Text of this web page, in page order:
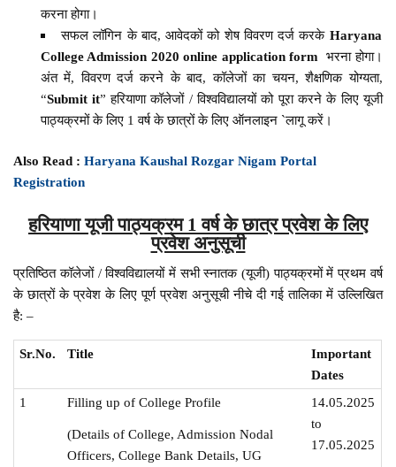
करना होगा।
सफल लॉगिन के बाद, आवेदकों को शेष विवरण दर्ज करके Haryana
College Admission 2020 online application form भरना होगा।
अंत में, विवरण दर्ज करने के बाद, कॉलेजों का चयन, शैक्षणिक योग्यता,
“Submit it” हरियाणा कॉलेजों / विश्वविद्यालयों को पूरा करने के लिए यूजी
पाठ्यक्रमों के लिए 1 वर्ष के छात्रों के लिए ऑनलाइन `लागू करें।
Also Read :Haryana Kaushal Rozgar Nigam Portal
Registration
हरियाणा यूजी पाठ्यक्रम 1 वर्ष के छात्र प्रवेश के लिए
प्रवेश अनुसूची
प्रतिष्ठित कॉलेजों / विश्वविद्यालयों में सभी स्नातक (यूजी) पाठ्यक्रमों में प्रथम वर्ष
के छात्रों के प्रवेश के लिए पूर्ण प्रवेश अनुसूची नीचे दी गई तालिका में उल्लिखित
है: –
Sr.No. Title
Important
Dates
1
Filling up of College Profile
(Details of College, Admission Nodal
Officers, College Bank Details, UG
14.05.2025
to
17.05.2025